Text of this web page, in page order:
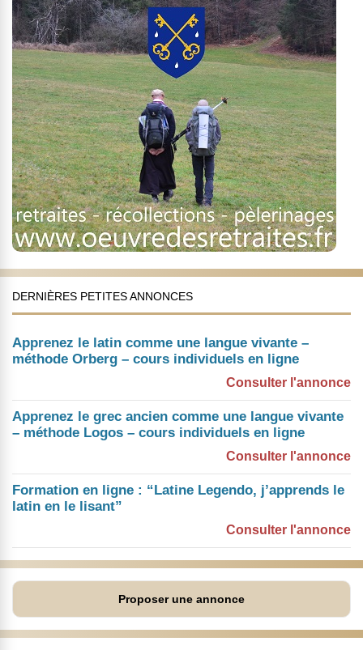
DERNIÈRES PETITES ANNONCES
Apprenez le latin comme une langue vivante –
méthode Orberg – cours individuels en ligne
Consulter l'annonce
Apprenez le grec ancien comme une langue vivante
– méthode Logos – cours individuels en ligne
Consulter l'annonce
Formation en ligne : “Latine Legendo, j’apprends le
latin en le lisant”
Consulter l'annonce
Proposer une annonce